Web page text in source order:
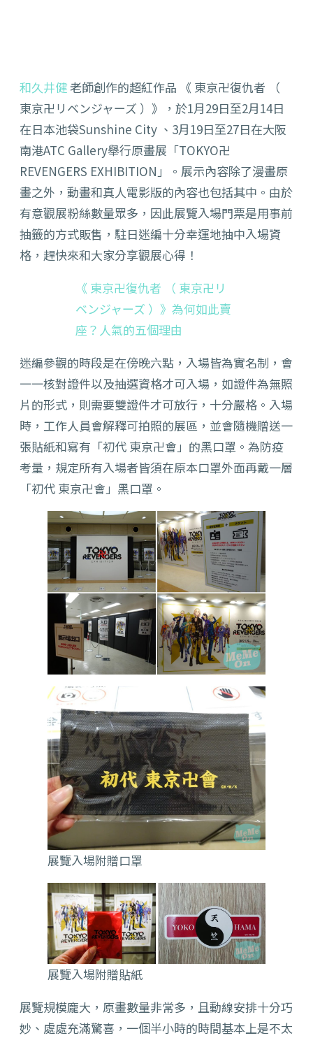
和久井健老師創作的超紅作品 《 東京卍復仇者 （
東京卍リベンジャーズ ）》，於1月29日至2月14日
在日本池袋Sunshine City 、3月19日至27日在大阪
南港ATC Gallery舉行原畫展「TOKYO卍
REVENGERS EXHIBITION」。展示內容除了漫畫原
畫之外，動畫和真人電影版的內容也包括其中。由於
有意觀展粉絲數量眾多，因此展覽入場門票是用事前
抽籤的方式販售，駐日迷編十分幸運地抽中入場資
格，趕快來和大家分享觀展心得！
《 東京卍復仇者 （ 東京卍リ
ベンジャーズ ）》為何如此賣
座？人氣的五個理由
迷編參觀的時段是在傍晚六點，入場皆為實名制，會
一一核對證件以及抽選資格才可入場，如證件為無照
片的形式，則需要雙證件才可放行，十分嚴格。入場
時，工作人員會解釋可拍照的展區，並會隨機贈送一
張貼紙和寫有「初代 東京卍會」的黑口罩。為防疫
考量，規定所有入場者皆須在原本口罩外面再戴一層
「初代 東京卍會」黑口罩。
展覽入場附贈口罩
展覽入場附贈貼紙
展覽規模龐大，原畫數量非常多，且動線安排十分巧
妙、處處充滿驚喜，一個半小時的時間基本上是不太